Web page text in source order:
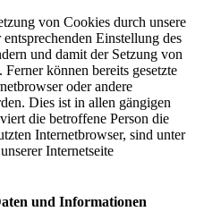
von Cookies durch unsere
Einstellung des
und damit der Setzung von
können bereits gesetzte
oder andere
Dies ist in allen gängigen
die betroffene Person die
Internetbrowser, sind unter
Internetseite
und Informationen